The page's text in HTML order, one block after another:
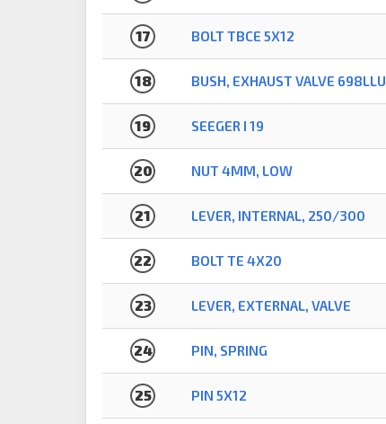
17 BOLT TBCE 5X12
18 BUSH, EXHAUST VALVE 698LLU
19 SEEGER I 19
20 NUT 4MM, LOW
21 LEVER, INTERNAL, 250/300
22 BOLT TE 4X20
23 LEVER, EXTERNAL, VALVE
24 PIN, SPRING
25 PIN 5X12